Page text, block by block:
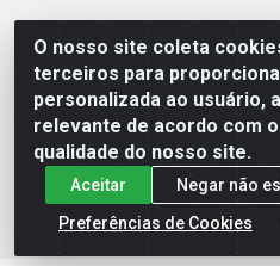
O nosso site coleta
terceiros para
personalizada ao usuário,
relevante de acordo com
qualidade do nosso site.
Aceitar
Negar não
Preferências de Cookies
Esperança Nordeste - Rua
Estância - Recife / PE